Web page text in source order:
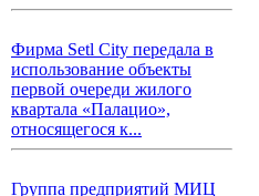
Фирма Setl City передала в
использование объекты
первой очереди жилого
квартала «Палацио»,
относящегося к...
Группа предприятий МИЦ